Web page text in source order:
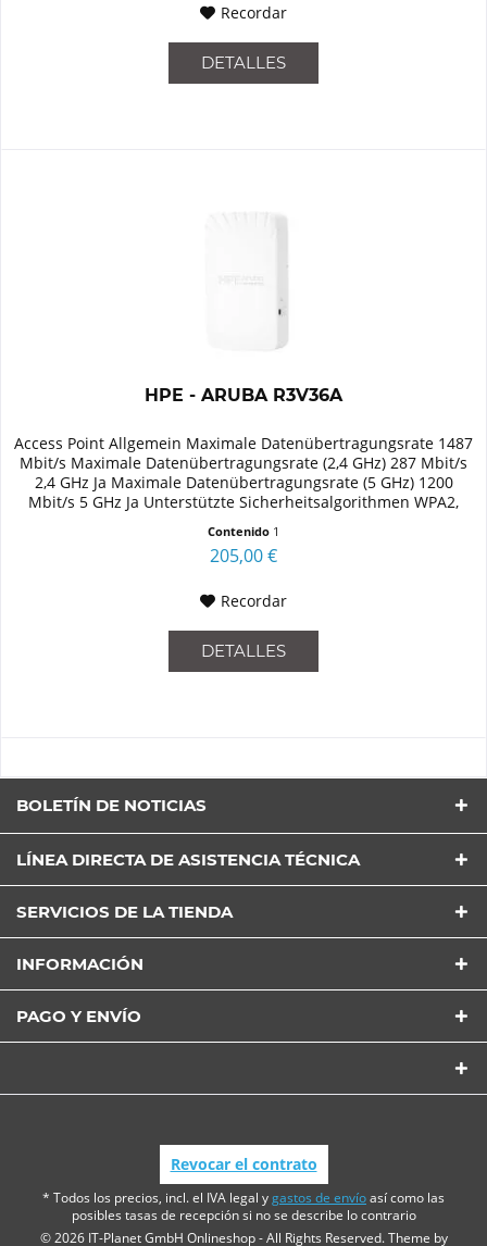
Recordar
DETALLES
HPE - ARUBA R3V36A
Access Point Allgemein Maximale Datenübertragungsrate 1487
Mbit/s Maximale Datenübertragungsrate (2,4 GHz) 287 Mbit/s
2,4 GHz Ja Maximale Datenübertragungsrate (5 GHz) 1200
Mbit/s 5 GHz Ja Unterstützte Sicherheitsalgorithmen WPA2,
Contenido 1
205,00 €
Recordar
DETALLES
BOLETÍN DE NOTICIAS
LÍNEA DIRECTA DE ASISTENCIA TÉCNICA
SERVICIOS DE LA TIENDA
INFORMACIÓN
PAGO Y ENVÍO
Revocar el contrato
* Todos los precios, incl. el IVA legal ygastos de envíoasí como las
posibles tasas de recepción si no se describe lo contrario
© 2026 IT-Planet GmbH Onlineshop - All Rights Reserved. Theme by